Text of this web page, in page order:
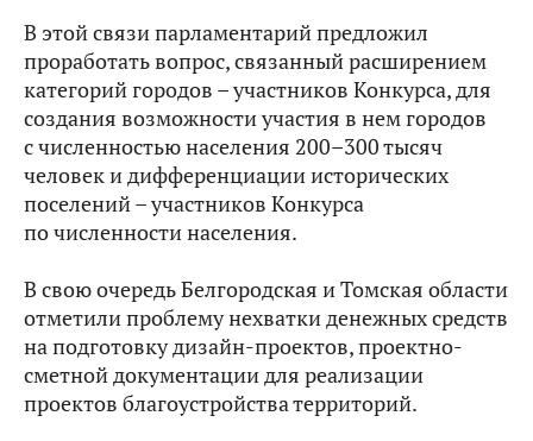
В этой связи парламентарий предложил
проработать вопрос, связанный расширением
категорий городов – участников Конкурса, для
создания возможности участия в нем городов
с численностью населения 200–300 тысяч
человек и дифференциации исторических
поселений – участников Конкурса
по численности населения.
В свою очередь Белгородская и Томская области
отметили проблему нехватки денежных средств
на подготовку дизайн-проектов, проектно-
сметной документации для реализации
проектов благоустройства территорий.